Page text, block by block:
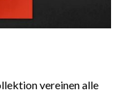
vereinen alle